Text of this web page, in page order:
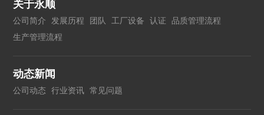
关于永顺
公司简介 发展历程 团队 工厂设备 认证
品质管理流程
生产管理流程
动态新闻
公司动态 行业资讯 常见问题